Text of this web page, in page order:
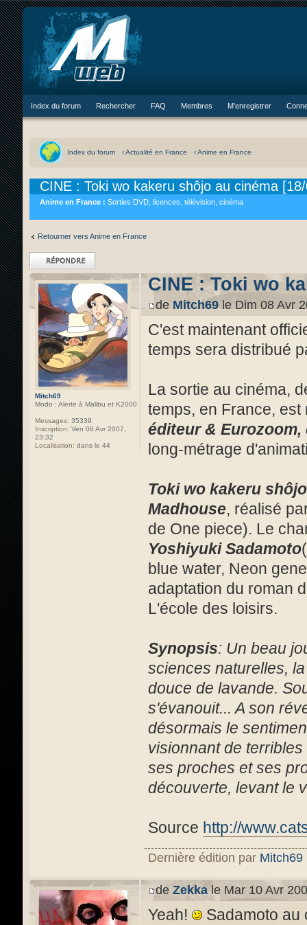
Index du forum Rechercher FAQ Membres M’enregistrer
Index du forum ‹ Actualité en France ‹ Anime en France
CINE : Toki wo kakeru shôjo au cinéma
Anime en France : Sorties DVD, licences, télévision, cinéma
Retourner vers Anime en France
Répondre
Mitch69
Modo : Alerte à Malibu et K2000
Messages: 35339
Inscription: Ven 06 Avr 2007,
23:32
Localisation: dans le 44
CINE : Toki wo
de Mitch69le Dim 08 Avr
C'est maintenant
temps sera distribué
La sortie au cinéma,
temps, en France,
éditeur &
long-métrage
Toki wo kakeru
Madhouse, réalisé
de One piece). Le
Yoshiyuki Sadamoto
blue water, Neon
adaptation du roman
L'école des loisirs.
Synopsis: Un beau
sciences naturelles,
douce de lavande.
s'évanouit... A son
désormais le
visionnant de
ses proches et ses
découverte, levant le
Source http://
Dernière édition par Mitch69
de Zekkale Mar 10 Avr
Yeah!
Sadamoto au